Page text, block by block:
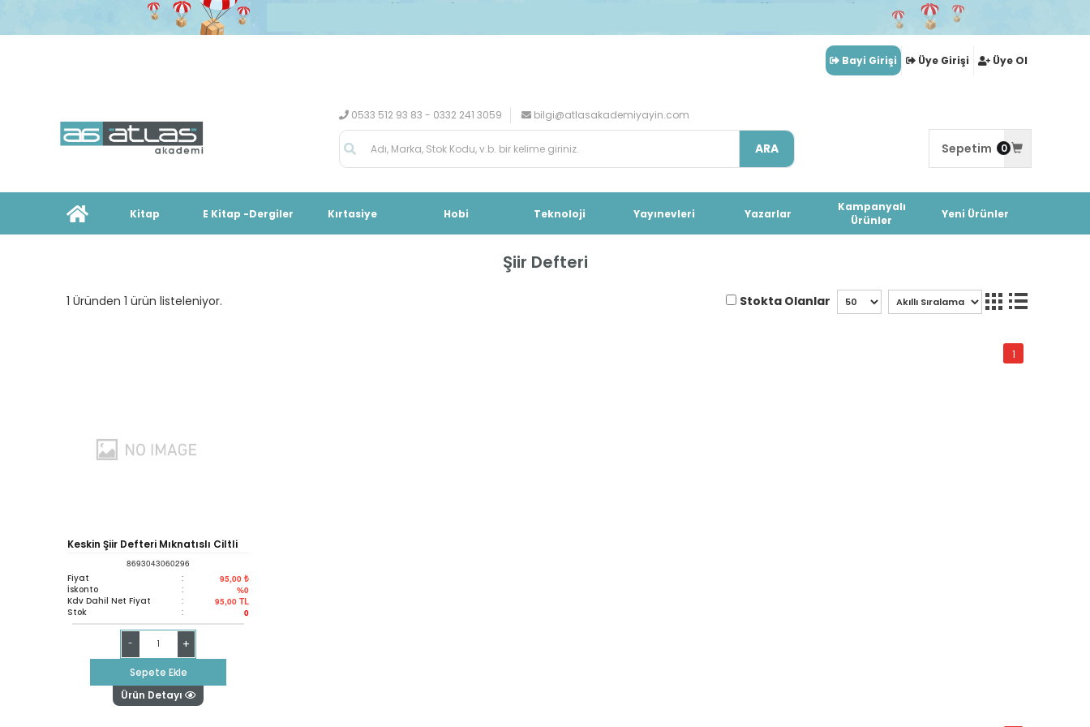
Bayi Girişi Üye Girişi Üye Ol
0533 512 93 83 - 0332 241 3059 bilgi@atlasakademiyayin.com
ARA Sepetim 0
Kitap E Kitap -Dergiler Kırtasiye Hobi Teknoloji Yayınevleri Yazarlar
Kampanyalı
Ürünler
Yeni Ürünler
Şiir Defteri
1 Üründen 1 ürün listeleniyor. Stokta Olanlar
1
Keskin Şiir Defteri Mıknatıslı Ciltli
17*22
8693043060296
Fiyat : 95,00 ₺
İskonto : %0
Kdv Dahil Net Fiyat : 95,00 TL
Stok : 0
- +
Sepete Ekle
Ürün Detayı